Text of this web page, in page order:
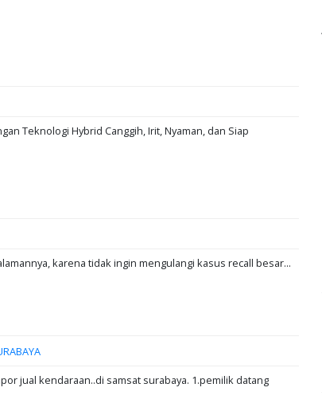
Teknologi Hybrid Canggih, Irit, Nyaman, dan Siap
karena tidak ingin mengulangi kasus recall besar...
lapor jual kendaraan..di samsat surabaya. 1.pemilik datang